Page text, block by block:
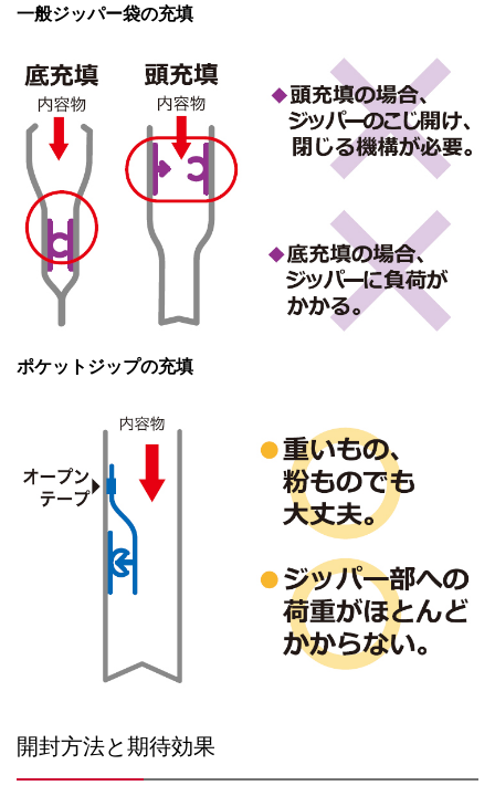
一般ジッパー袋の充填
ポケットジップの充填
開封方法と期待効果